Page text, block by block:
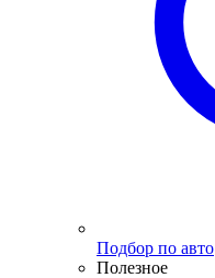
Подбор по авто
Полезное